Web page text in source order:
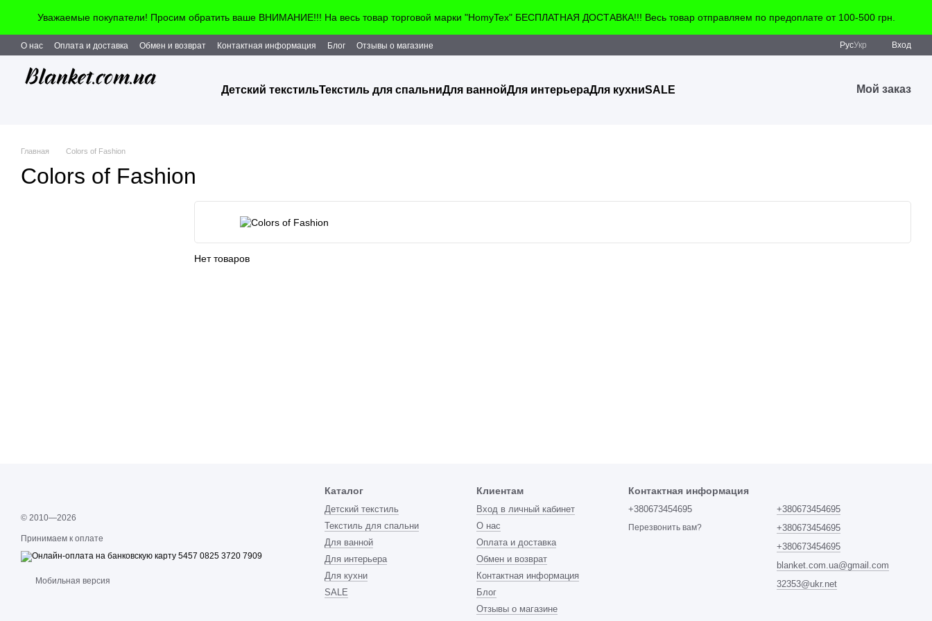
Уважаемые покупатели! Просим обратить ваше ВНИМАНИЕ!!! На весь товар торговой марки "HomyTex" БЕСПЛАТНАЯ ДОСТАВКА!!! Весь товар отправляем по предоплате от 100-500 грн.
О нас Оплата и доставка Обмен и возврат Контактная информация Блог Отзывы о магазине РусУкр Вход
Детский текстильТекстиль для спальниДля ваннойДля интерьераДля кухниSALE Мой заказ
Главная Colors of Fashion
Colors of Fashion
Нет товаров
© 2010—2026
Принимаем к оплате
Мобильная версия
Каталог
Детский текстиль
Текстиль для спальни
Для ванной
Для интерьера
Для кухни
SALE
Клиентам
Вход в личный кабинет
О нас
Оплата и доставка
Обмен и возврат
Контактная информация
Блог
Отзывы о магазине
Контактная информация
+380673454695
Перезвонить вам?
+380673454695
+380673454695
+380673454695
blanket.com.ua@gmail.com
32353@ukr.net